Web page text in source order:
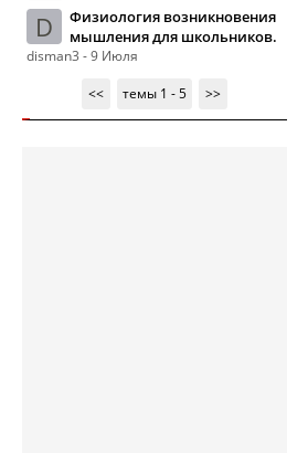
D
Физиология возникновения
мышления для школьников.
disman3 - 9 Июля
<<
темы 1 - 5 >>